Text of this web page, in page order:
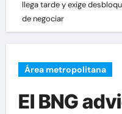
llega tarde y exige
de negociar
Área metropolitana
El BNG